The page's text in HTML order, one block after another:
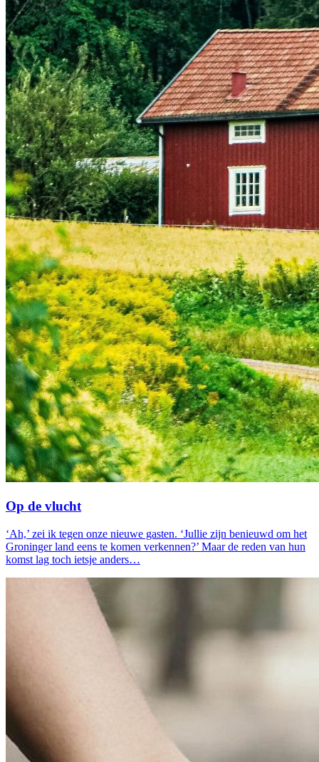
Op de vlucht
‘Ah,’ zei ik tegen onze nieuwe gasten. ‘Jullie zijn benieuwd om het
Groninger land eens te komen verkennen?’ Maar de reden van hun
komst lag toch ietsje anders…